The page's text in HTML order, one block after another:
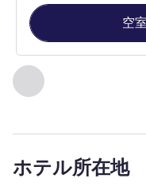
前に戻る - 客室
2 ページ中 ,
空
ホテル所在地